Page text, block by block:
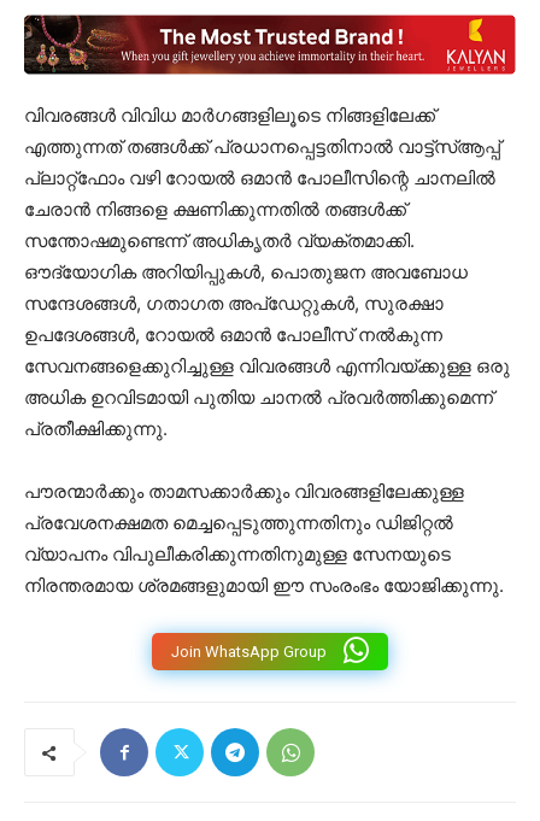
വിവരങ്ങൾ വിവിധ മാർഗങ്ങളിലൂടെ നിങ്ങളിലേക്ക്
എത്തുന്നത് തങ്ങൾക്ക് പ്രധാനപ്പെട്ടതിനാൽ വാട്ട്സ്ആപ്പ്
പ്ലാറ്റ്ഫോം വഴി റോയൽ ഒമാൻ പോലീസിന്റെ ചാനലിൽ
ചേരാൻ നിങ്ങളെ ക്ഷണിക്കുന്നതിൽ തങ്ങൾക്ക്
സന്തോഷമുണ്ടെന്ന് അധികൃതർ വ്യക്തമാക്കി.
ഔദ്യോഗിക അറിയിപ്പുകൾ, പൊതുജന അവബോധ
സന്ദേശങ്ങൾ, ഗതാഗത അപ്ഡേറ്റുകൾ, സുരക്ഷാ
ഉപദേശങ്ങൾ, റോയൽ ഒമാൻ പോലീസ് നൽകുന്ന
സേവനങ്ങളെക്കുറിച്ചുള്ള വിവരങ്ങൾ എന്നിവയ്ക്കുള്ള ഒരു
അധിക ഉറവിടമായി പുതിയ ചാനൽ പ്രവർത്തിക്കുമെന്ന്
പ്രതീക്ഷിക്കുന്നു.
പൗരന്മാർക്കും താമസക്കാർക്കും വിവരങ്ങളിലേക്കുള്ള
പ്രവേശനക്ഷമത മെച്ചപ്പെടുത്തുന്നതിനും ഡിജിറ്റൽ
വ്യാപനം വിപുലീകരിക്കുന്നതിനുമുള്ള സേനയുടെ
നിരന്തരമായ ശ്രമങ്ങളുമായി ഈ സംരംഭം യോജിക്കുന്നു.
Join WhatsApp Group